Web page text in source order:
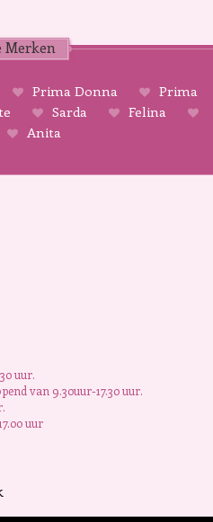
Merken
Prima Donna
Prima
Sarda
Felina
Anita
uur.
van 9.30uur-17.30 uur.
uur